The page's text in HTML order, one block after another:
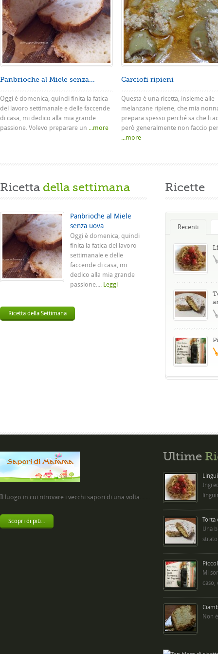
Panbrioche al Miele senza...
Oggi è domenica, quindi finita la fatica
del lavoro settimanale e delle faccende
di casa, mi dedico alla mia grande
passione. Volevo preparare un ...more
Carciofi ripieni
Questa è una ricetta, insieme alle
melanzane ripiene, che mia
prepara spesso perché sa che li
però generalmente non faccio
...more
Ricetta della settimana
Panbrioche al Miele
senza uova
Oggi è domenica, quindi
finita la fatica del lavoro
settimanale e delle
faccende di casa, mi
dedico alla mia grande
passione.... Leggi
Ricetta della Settimana
Ricette
Recenti
Il luogo in cui ritrovare i vecchi sapori di una volta.......
Scopri di più...
Ultime
Torta
Una
Mi
caso,
Non